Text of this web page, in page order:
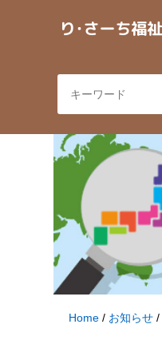
Home / お知らせ /